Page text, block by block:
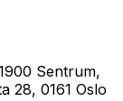
Sentrum,
28, 0161 Oslo